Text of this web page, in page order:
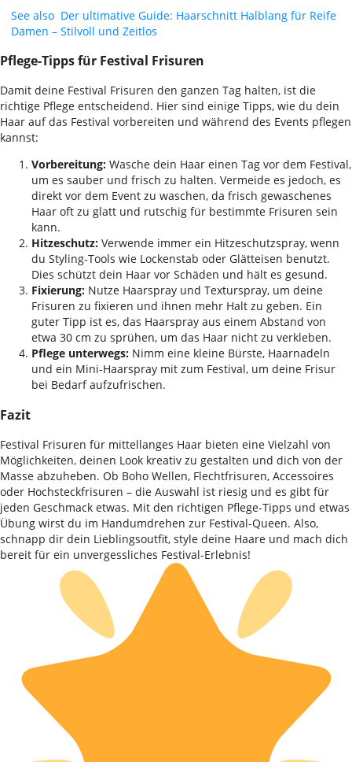
See also Der ultimative Guide: Haarschnitt Halblang für Reife
Damen – Stilvoll und Zeitlos
Pflege-Tipps für Festival Frisuren
Damit deine Festival Frisuren den ganzen Tag halten, ist die
richtige Pflege entscheidend. Hier sind einige Tipps, wie du dein
Haar auf das Festival vorbereiten und während des Events pflegen
kannst:
Vorbereitung: Wasche dein Haar einen Tag vor dem Festival,
um es sauber und frisch zu halten. Vermeide es jedoch, es
direkt vor dem Event zu waschen, da frisch gewaschenes
Haar oft zu glatt und rutschig für bestimmte Frisuren sein
kann.
Hitzeschutz: Verwende immer ein Hitzeschutzspray, wenn
du Styling-Tools wie Lockenstab oder Glätteisen benutzt.
Dies schützt dein Haar vor Schäden und hält es gesund.
Fixierung: Nutze Haarspray und Texturspray, um deine
Frisuren zu fixieren und ihnen mehr Halt zu geben. Ein
guter Tipp ist es, das Haarspray aus einem Abstand von
etwa 30 cm zu sprühen, um das Haar nicht zu verkleben.
Pflege unterwegs: Nimm eine kleine Bürste, Haarnadeln
und ein Mini-Haarspray mit zum Festival, um deine Frisur
bei Bedarf aufzufrischen.
Fazit
Festival Frisuren für mittellanges Haar bieten eine Vielzahl von
Möglichkeiten, deinen Look kreativ zu gestalten und dich von der
Masse abzuheben. Ob Boho Wellen, Flechtfrisuren, Accessoires
oder Hochsteckfrisuren – die Auswahl ist riesig und es gibt für
jeden Geschmack etwas. Mit den richtigen Pflege-Tipps und etwas
Übung wirst du im Handumdrehen zur Festival-Queen. Also,
schnapp dir dein Lieblingsoutfit, style deine Haare und mach dich
bereit für ein unvergessliches Festival-Erlebnis!